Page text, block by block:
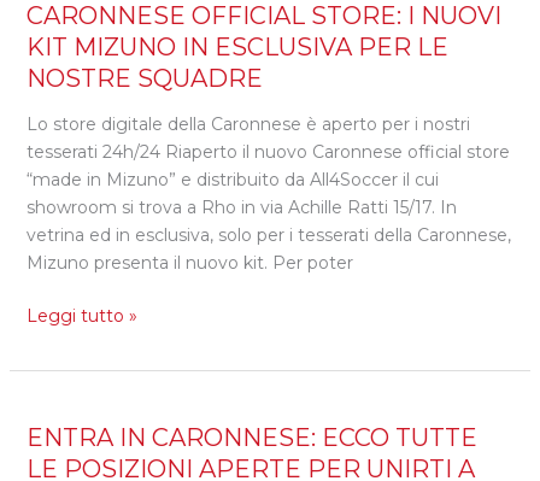
CARONNESE OFFICIAL STORE: I NUOVI
KIT MIZUNO IN ESCLUSIVA PER LE
NOSTRE SQUADRE
Lo store digitale della Caronnese è aperto per i nostri
tesserati 24h/24 Riaperto il nuovo Caronnese official store
“made in Mizuno” e distribuito da All4Soccer il cui
showroom si trova a Rho in via Achille Ratti 15/17. In
vetrina ed in esclusiva, solo per i tesserati della Caronnese,
Mizuno presenta il nuovo kit. Per poter
CARONNESE
OFFICIAL
STORE:
NUOVI
KIT
MIZUNO
IN
ESCLUSIVA
PER
NOSTRE
Leggi tutto »
ENTRA IN CARONNESE: ECCO TUTTE
LE POSIZIONI APERTE PER UNIRTI A
ENTRA
IN